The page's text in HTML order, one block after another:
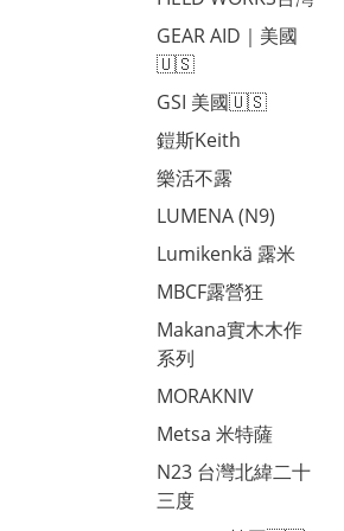
GEAR AID｜美國
🇺🇸
GSI 美國🇺🇸
鎧斯Keith
樂活不露
LUMENA (N9)
Lumikenkä 露米
MBCF露營狂
Makana實木木作
系列
MORAKNIV
Metsa 米特薩
N23 台灣北緯二十
三度